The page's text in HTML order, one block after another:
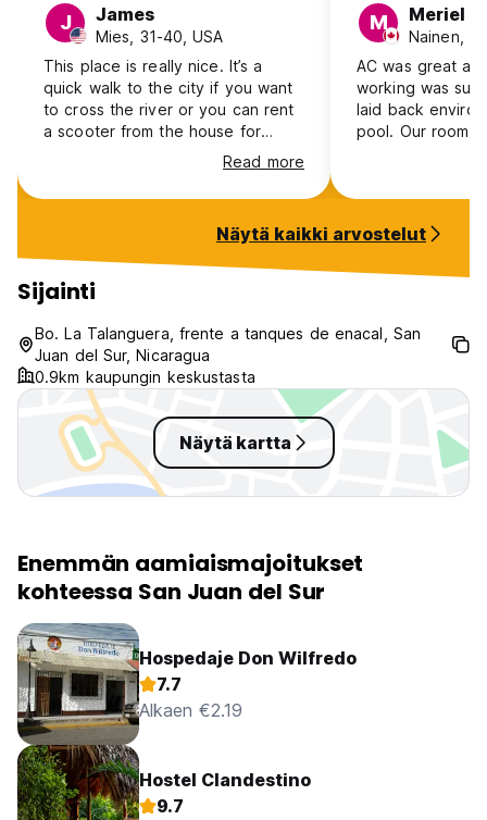
J James
Mies, 31-40, USA
This place is really nice. It’s a
quick walk to the city if you want
to cross the river or you can rent
a scooter from the house for
about $20 and it’s a 10 minute
ride. The rooms are and bathroom
are clean. It’s right next to the
hostel that does a lot of events
that you’re allowed to also be a
part of. I often went over there
for breakfast and evening drinks.
The Host who stays there was
extremely helpful as well as the
owner. They have great surfboard
option too.
Read more
M Meriel
Nainen,
AC was great
working was
laid back
pool. Our room
cheaper hostel,
seemed to be
Näytä kaikki arvostelut
Sijainti
Bo. La Talanguera, frente a tanques de enacal, San
Juan del Sur, Nicaragua
0.9km kaupungin keskustasta
Näytä kartta
Enemmän aamiaismajoitukset
kohteessa San Juan del Sur
Hospedaje Don Wilfredo
7.7
Alkaen €2.19
Hostel Clandestino
9.7